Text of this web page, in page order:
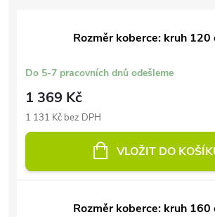
Rozměr koberce: kruh 120
Do 5-7 pracovních dnů odešleme
1 369 Kč
1 131 Kč bez DPH
VLOŽIT DO
Rozměr koberce: kruh 160